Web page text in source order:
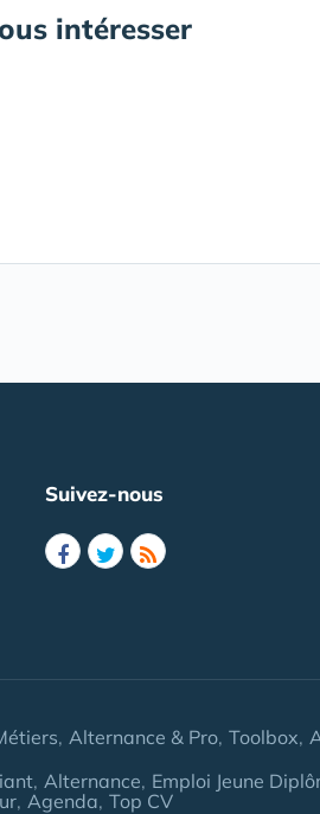
intéresser
Suivez-nous
Alternance & Pro Toolbox
Alternance Emploi Jeune
Agenda Top CV